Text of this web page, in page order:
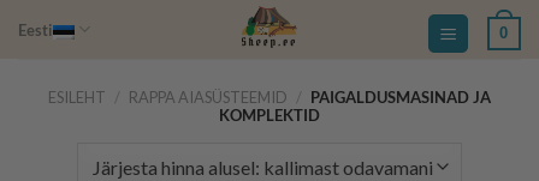
Eesti 0
ESILEHT / RAPPA AIASÜSTEEMID / PAIGALDUSMASINAD JA
KOMPLEKTID